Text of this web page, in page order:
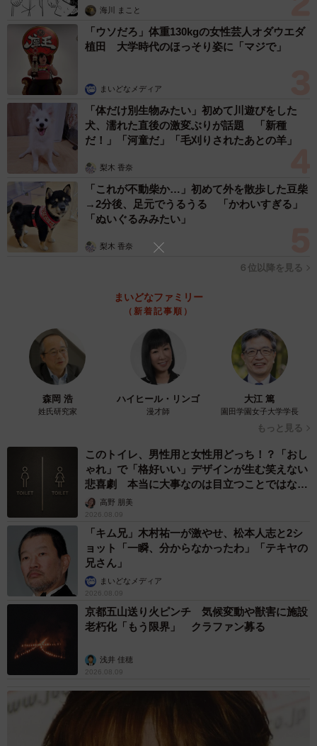
（tatsushi/stock.adobe.com）
親の課金に対するメッセージ
しかし、ゲームの中には、魅力的なキャラクターやアイテ
ムを手に入れるためにリアルマネーを使う「課金システ
ちに多額の費用を費やしてしまうことがあります。このよ
うな事態を防ぐために、親としてどのような対策を取るべ
きか考えてみましょう。
子どもたちは、システムで管理しても親の目をかいくぐっ
て課金しようとするかもしれません。
有料のものを勝手に買うのはダメ」というメッセージを繰
り返し伝えることが大切です。その際、大切なことは以下
▽① 一貫したメッセージ
同じメッセージを何度も繰り返すことで、子どもの心に深
く刻み込まれます。「有料はNG、もしどうしても使いたい
時は、必ず相談すること」を何度も強調する。一度言った
からいいやではなく、何度も伝えることがポイントです。
子どもは時に自分に都合よく「安いからこのくらいならい
いかな」とか「これはいいアイテムだから買っても怒られ
ないかな」と解釈して買う事があるからです。
▽② 具体的な例を示す
海川 まこと
「ウソだろ」体重130kgの女性芸人オダウエダ
植田 大学時代のほっそり姿に「マジで」
まいどなメディア
「体だけ別生物みたい」初めて川遊びをした
犬、濡れた直後の激変ぶりが話題 「新種
だ！」「河童だ」「毛刈りされたあとの羊」
梨木 香奈
「これが不動柴か…」初めて外を散歩した豆柴
→2分後、足元でうるうる 「かわいすぎる」
「ぬいぐるみみたい」
梨木 香奈
６位以降を見る
まいどなファミリー
（新着記事順）
森岡 浩
姓氏研究家
ハイヒール・リンゴ
漫才師
大江 篤
園田学園女子大学学長
もっと見る
このトイレ、男性用と女性用どっち！？「おし
ゃれ」で「格好いい」デザインが生む笑えない
悲喜劇 本当に大事なのは目立つことではな
く…高野 朋美
2026.08.09
「キム兄」木村祐一が激やせ、松本人志と2シ
ョット「一瞬、分からなかったわ」「テキヤの
兄さん」
まいどなメディア
2026.08.09
京都五山送り火ピンチ 気候変動や獣害に施設
老朽化「もう限界」 クラファン募る
浅井 佳穂
2026.08.09